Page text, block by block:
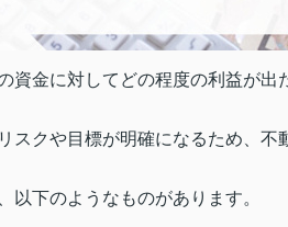
資金に対してどの程度の利益が出
スクや目標が明確になるため、
以下のようなものがあります。